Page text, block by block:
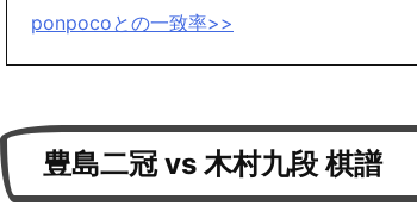
ponpocoとの一致率>>
豊島二冠 vs 木村九段 棋譜